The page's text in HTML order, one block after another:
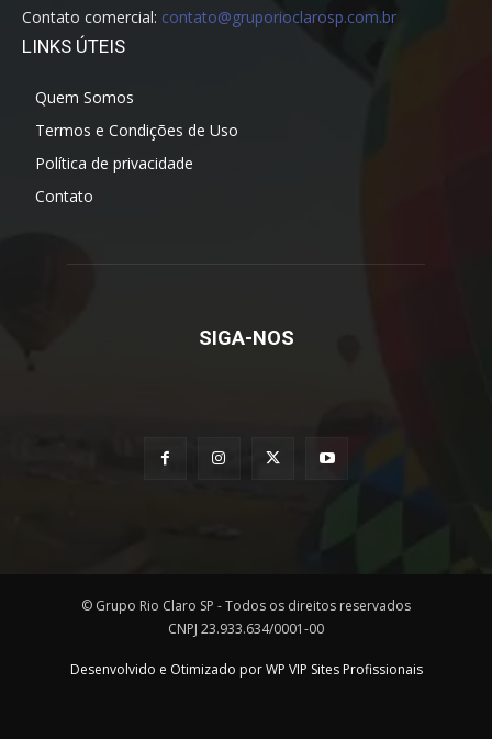
Contato comercial: contato@gruporioclarosp.com.br
LINKS ÚTEIS
Quem Somos
Termos e Condições de Uso
Política de privacidade
Contato
SIGA-NOS
© Grupo Rio Claro SP - Todos os direitos reservados
CNPJ 23.933.634/0001-00
Desenvolvido e Otimizado por WP VIP Sites Profissionais